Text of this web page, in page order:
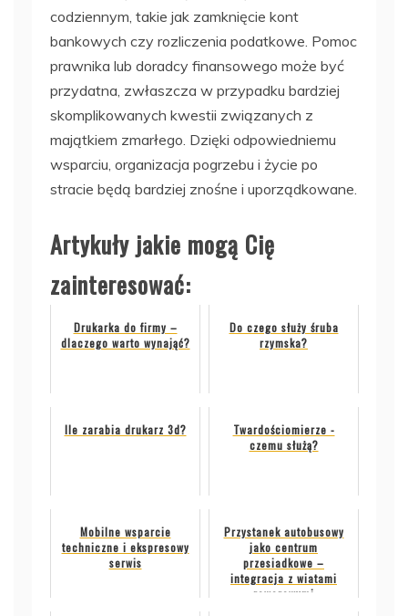
codziennym, takie jak zamknięcie kont
bankowych czy rozliczenia podatkowe. Pomoc
prawnika lub doradcy finansowego może być
przydatna, zwłaszcza w przypadku bardziej
skomplikowanych kwestii związanych z
majątkiem zmarłego. Dzięki odpowiedniemu
wsparciu, organizacja pogrzebu i życie po
stracie będą bardziej znośne i uporządkowane.
Artykuły jakie mogą Cię
zainteresować:
Drukarka do firmy –
dlaczego warto wynająć?
Do czego służy śruba
rzymska?
Ile zarabia drukarz 3d?
Twardościomierze -
czemu służą?
Mobilne wsparcie
techniczne i ekspresowy
serwis
Przystanek autobusowy
jako centrum
przesiadkowe –
integracja z wiatami
rowerowymi